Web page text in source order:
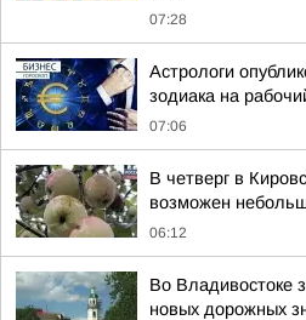
07:28
Астрологи
зодиака на
07:06
В четверг в
возможен
06:12
Во Владивостоке
новых дорожных